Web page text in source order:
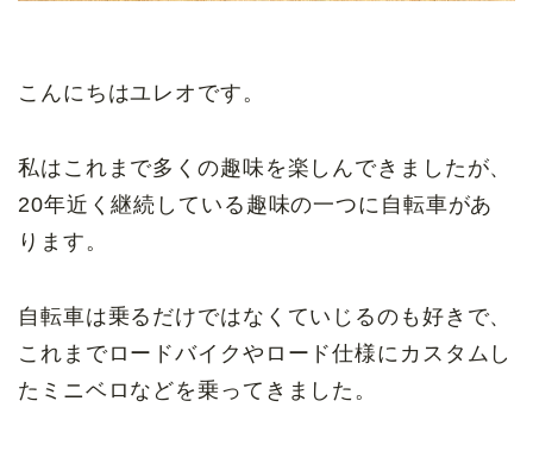
こんにちはユレオです。
私はこれまで多くの趣味を楽しんできましたが、
20年近く継続している趣味の一つに自転車があ
ります。
自転車は乗るだけではなくていじるのも好きで、
これまでロードバイクやロード仕様にカスタムし
たミニベロなどを乗ってきました。